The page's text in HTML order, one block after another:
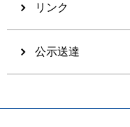
リンク
公示送達